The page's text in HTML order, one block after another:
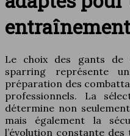
Le choix des gants de
sparring représente
préparation des
professionnels. La
détermine non
mais également la
l’évolution constante